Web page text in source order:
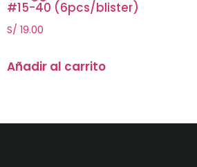
#15-40 (6pcs/blister)
S/ 19.00
Añadir al carrito